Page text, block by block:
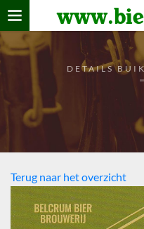
Home
verzamelen
De bierkaart
Bezoekers
DETAILS
Terug naar het overzicht